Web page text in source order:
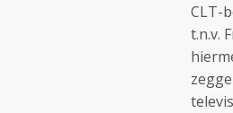
CLT-
t.n.v.